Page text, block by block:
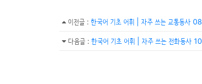
이전글 : 한국어 기초 어휘 | 자주 쓰는 교통동사 08
다음글 : 한국어 기초 어휘 | 자주 쓰는 전화동사 10